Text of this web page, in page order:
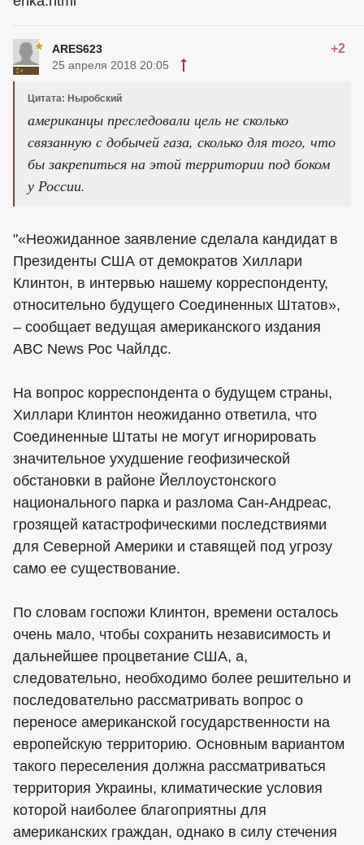
ARES623 +2
25 апреля 2018 20:05
Цитата: Ныробский
американцы преследовали цель не сколько
связанную с добычей газа, сколько для того, что
бы закрепиться на этой территории под боком
у России.
"«Неожиданное заявление сделала кандидат в
Президенты США от демократов Хиллари
Клинтон, в интервью нашему корреспонденту,
относительно будущего Соединенных Штатов»,
– сообщает ведущая американского издания
ABC News Рос Чайлдс.
На вопрос корреспондента о будущем страны,
Хиллари Клинтон неожиданно ответила, что
Соединенные Штаты не могут игнорировать
значительное ухудшение геофизической
обстановки в районе Йеллоустонского
национального парка и разлома Сан-Андреас,
грозящей катастрофическими последствиями
для Северной Америки и ставящей под угрозу
само ее существование.
По словам госпожи Клинтон, времени осталось
очень мало, чтобы сохранить независимость и
дальнейшее процветание США, а,
следовательно, необходимо более решительно и
последовательно рассматривать вопрос о
переносе американской государственности на
европейскую территорию. Основным вариантом
такого переселения должна рассматриваться
территория Украины, климатические условия
которой наиболее благоприятны для
американских граждан, однако в силу стечения